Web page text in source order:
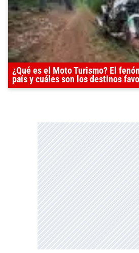
¿Qué es el Moto Turismo? El
país y cuáles son los destinos